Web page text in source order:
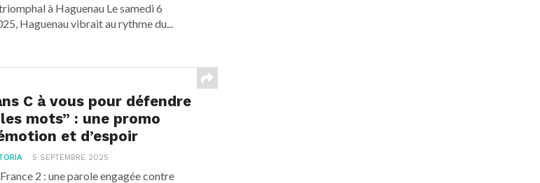
à Haguenau Le samedi 6
Haguenau vibrait au rythme du...
C à vous pour défendre
les mots” : une promo
et d’espoir
5 SEPTEMBRE 2025
2 : une parole engagée contre